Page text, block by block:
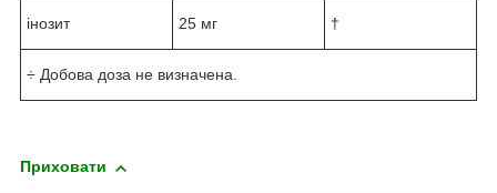
інозит 25 мг †
÷ Добова доза не визначена.
Приховати